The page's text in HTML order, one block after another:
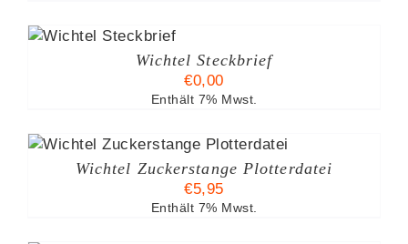
Wichtel Steckbrief
€0,00
Enthält 7% Mwst.
Wichtel Zuckerstange Plotterdatei
€5,95
Enthält 7% Mwst.